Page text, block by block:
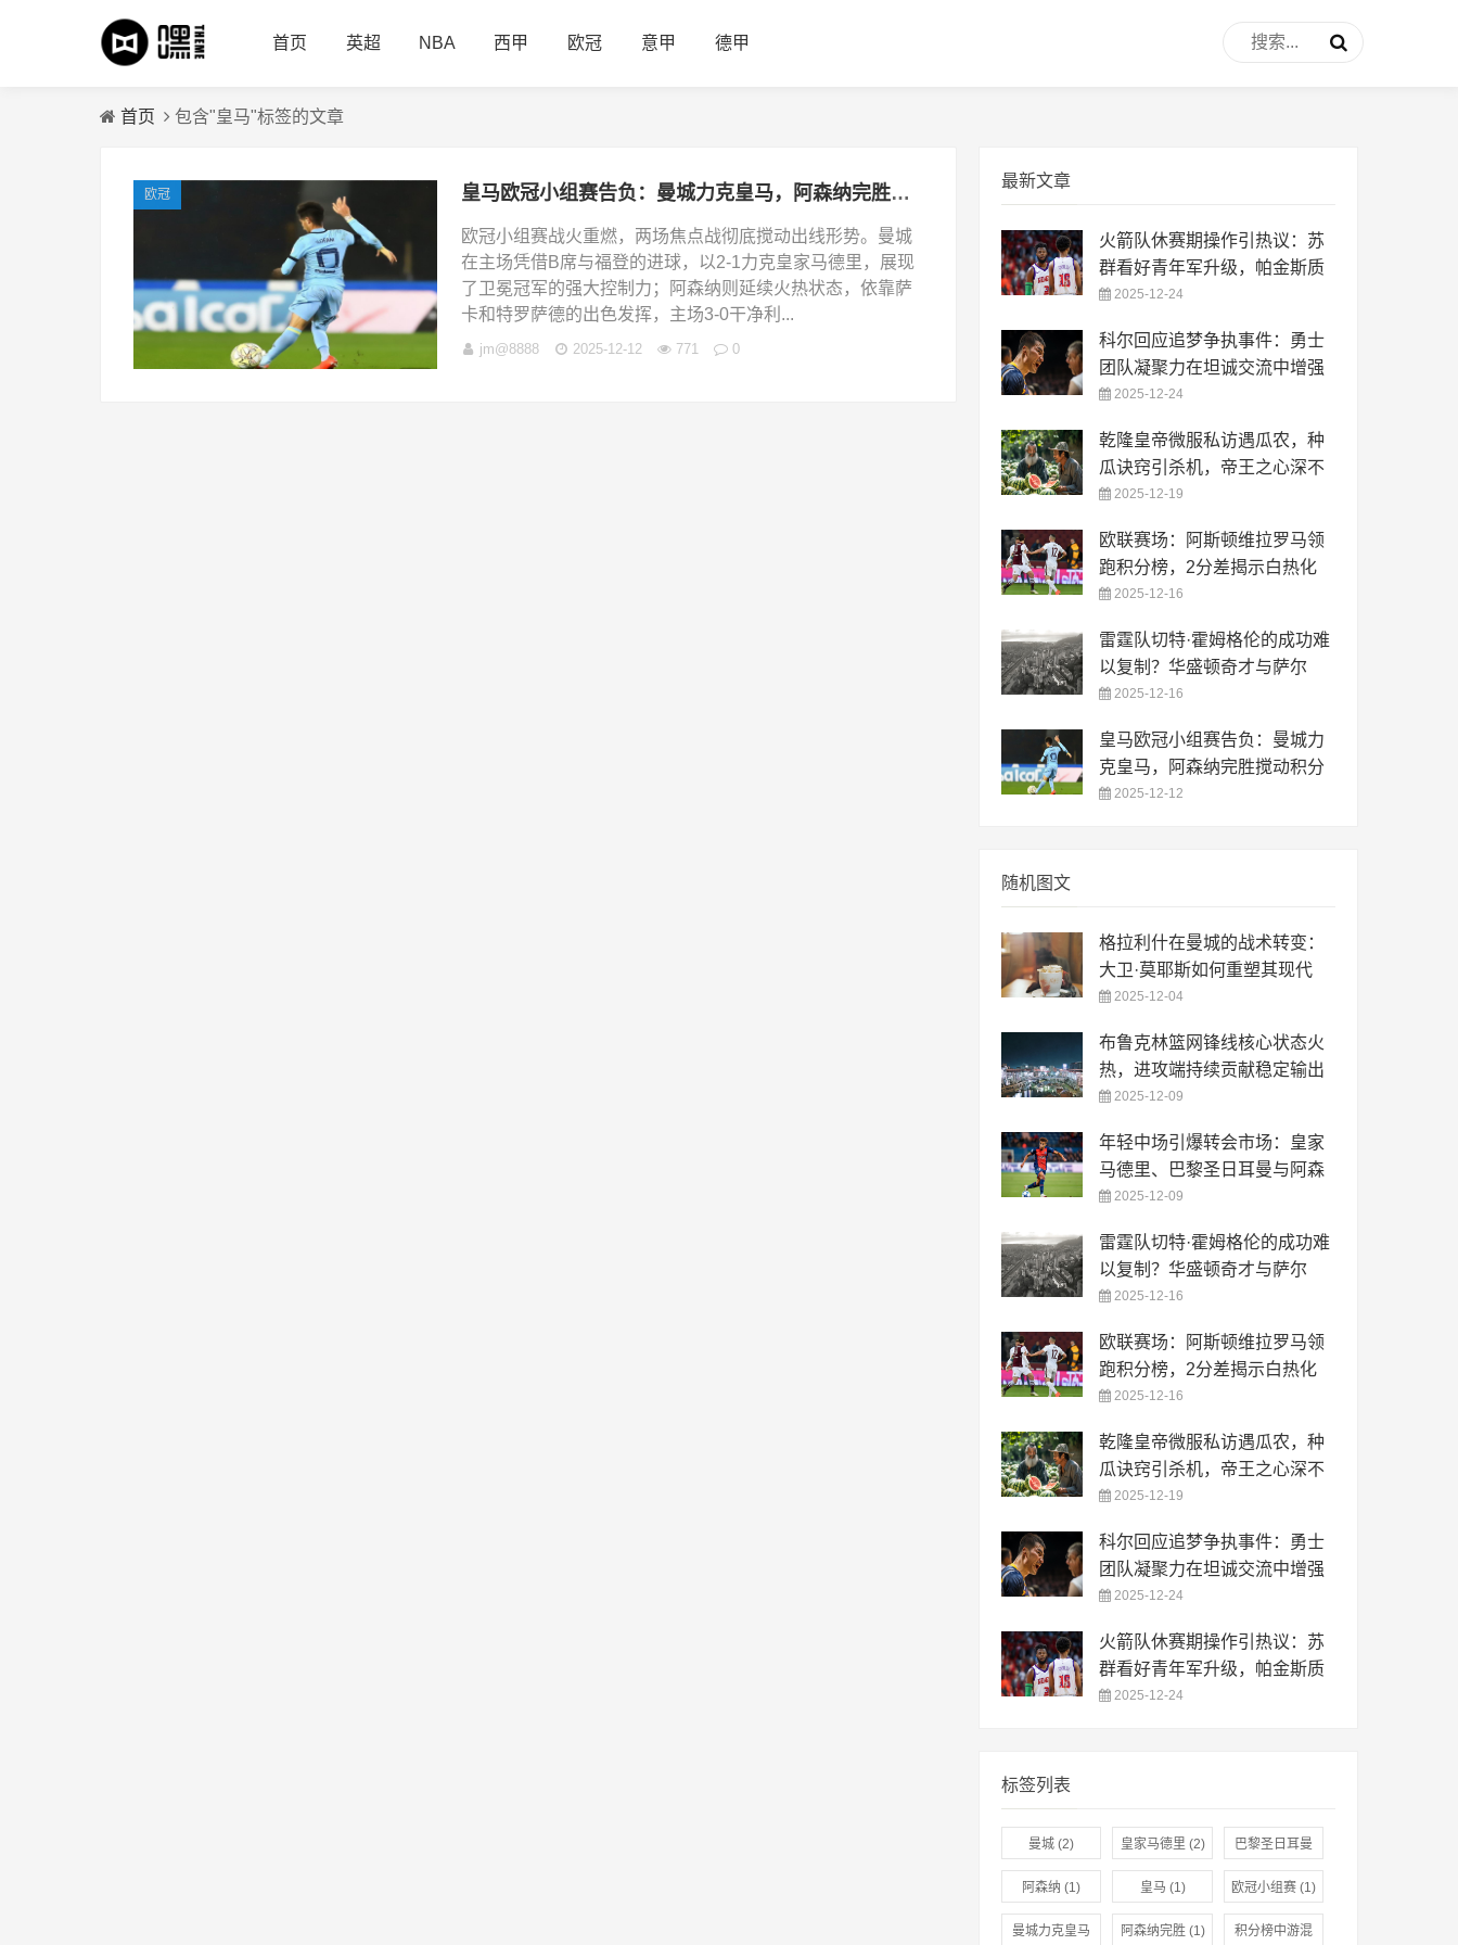
首页 英超 NBA 西甲 欧冠 意甲 德甲
首页 包含"皇马"标签的文章
欧冠 皇马欧冠小组赛告负：曼城力克皇马，阿森纳完胜搅动积分榜中游混战
欧冠小组赛战火重燃，两场焦点战彻底搅动出线形势。曼城
在主场凭借B席与福登的进球，以2-1力克皇家马德里，展现
了卫冕冠军的强大控制力；阿森纳则延续火热状态，依靠萨
卡和特罗萨德的出色发挥，主场3-0干净利...
jm@8888 2025-12-12 771 0
最新文章
火箭队休赛期操作引热议：苏
群看好青年军升级，帕金斯质
2025-12-24
科尔回应追梦争执事件：勇士
团队凝聚力在坦诚交流中增强
2025-12-24
乾隆皇帝微服私访遇瓜农，种
瓜诀窍引杀机，帝王之心深不
2025-12-19
欧联赛场：阿斯顿维拉罗马领
跑积分榜，2分差揭示白热化
2025-12-16
雷霆队切特·霍姆格伦的成功难
以复制？华盛顿奇才与萨尔
2025-12-16
皇马欧冠小组赛告负：曼城力
克皇马，阿森纳完胜搅动积分
2025-12-12
随机图文
格拉利什在曼城的战术转变：
大卫·莫耶斯如何重塑其现代
2025-12-04
布鲁克林篮网锋线核心状态火
热，进攻端持续贡献稳定输出
2025-12-09
年轻中场引爆转会市场：皇家
马德里、巴黎圣日耳曼与阿森
2025-12-09
雷霆队切特·霍姆格伦的成功难
以复制？华盛顿奇才与萨尔
2025-12-16
欧联赛场：阿斯顿维拉罗马领
跑积分榜，2分差揭示白热化
2025-12-16
乾隆皇帝微服私访遇瓜农，种
瓜诀窍引杀机，帝王之心深不
2025-12-19
科尔回应追梦争执事件：勇士
团队凝聚力在坦诚交流中增强
2025-12-24
火箭队休赛期操作引热议：苏
群看好青年军升级，帕金斯质
2025-12-24
标签列表
曼城 (2) 皇家马德里 (2) 巴黎圣日耳曼
(1)
阿森纳 (1) 皇马 (1) 欧冠小组赛(1)
曼城力克皇马 阿森纳完胜(1) 积分榜中游混